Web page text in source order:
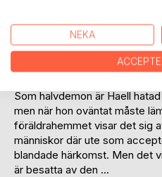
det?"
Hon lade huvudet på sned.
"Åh, på många sätt, sha'na.
här trakterna. Ni brukar dödas
Som halvdemon är Haell
men när hon oväntat måste
föräldrahemmet visar det sig
människor där ute som
blandade härkomst. Men det
är besatta av den ...
NEKA